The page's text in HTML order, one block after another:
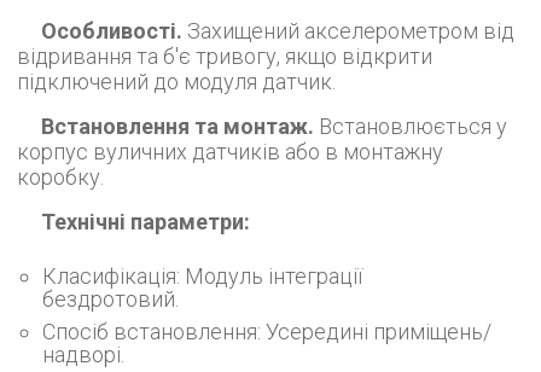
Особливості. Захищений акселерометром від
відривання та б'є тривогу, якщо відкрити
підключений до модуля датчик.
Встановлення та монтаж. Встановлюється у
корпус вуличних датчиків або в монтажну
коробку.
Технічні параметри:
Класифікація: Модуль інтеграції
бездротовий.
Спосіб встановлення: Усередині приміщень/
надворі.